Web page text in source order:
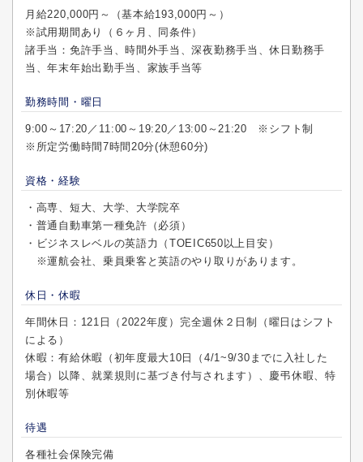
月給220,000円～（基本給193,000円～）
※試用期間あり（６ヶ月、同条件）
諸手当：免許手当、時間外手当、深夜勤務手当、休日勤務手
当、年末年始出勤手当、家族手当等
勤務時間・曜日
9:00～17:20／11:00～19:20／13:00～21:20 ※シフト制
※所定労働時間7時間20分(休憩60分)
資格・経験
・高専、短大、大学、大学院卒
・普通自動車第一種免許（必須）
・ビジネスレベルの英語力（TOEIC650以上目安）
※運航会社、乗員乗客と英語のやり取りがあります。
休日・休暇
年間休日：121日（2022年度）完全週休２日制（曜日はシフト
による）
休暇：有給休暇（初年度最大10日（4/1~9/30までに入社した
場合）以降、就業規則に基づき付与されます）、慶弔休暇、特
別休暇等
待遇
各種社会保険完備